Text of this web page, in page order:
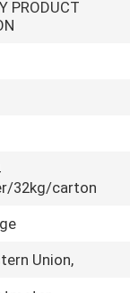
PRODUCT
32kg/carton
Union,